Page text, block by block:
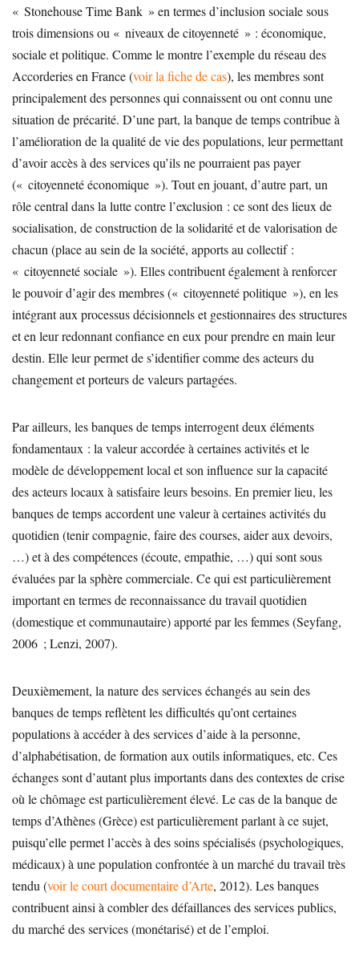
« Stonehouse Time Bank » en termes d’inclusion sociale sous
trois dimensions ou « niveaux de citoyenneté » : économique,
sociale et politique. Comme le montre l’exemple du réseau des
Accorderies en France (voir la fiche de cas), les membres sont
principalement des personnes qui connaissent ou ont connu une
situation de précarité. D’une part, la banque de temps contribue à
l’amélioration de la qualité de vie des populations, leur permettant
d’avoir accès à des services qu’ils ne pourraient pas payer
(« citoyenneté économique »). Tout en jouant, d’autre part, un
rôle central dans la lutte contre l’exclusion : ce sont des lieux de
socialisation, de construction de la solidarité et de valorisation de
chacun (place au sein de la société, apports au collectif :
« citoyenneté sociale »). Elles contribuent également à renforcer
le pouvoir d’agir des membres (« citoyenneté politique »), en les
intégrant aux processus décisionnels et gestionnaires des structures
et en leur redonnant confiance en eux pour prendre en main leur
destin. Elle leur permet de s’identifier comme des acteurs du
changement et porteurs de valeurs partagées.
Par ailleurs, les banques de temps interrogent deux éléments
fondamentaux : la valeur accordée à certaines activités et le
modèle de développement local et son influence sur la capacité
des acteurs locaux à satisfaire leurs besoins. En premier lieu, les
banques de temps accordent une valeur à certaines activités du
quotidien (tenir compagnie, faire des courses, aider aux devoirs,
…) et à des compétences (écoute, empathie, …) qui sont sous
évaluées par la sphère commerciale. Ce qui est particulièrement
important en termes de reconnaissance du travail quotidien
(domestique et communautaire) apporté par les femmes (Seyfang,
2006 ; Lenzi, 2007).
Deuxièmement, la nature des services échangés au sein des
banques de temps reflètent les difficultés qu’ont certaines
populations à accéder à des services d’aide à la personne,
d’alphabétisation, de formation aux outils informatiques, etc. Ces
échanges sont d’autant plus importants dans des contextes de crise
où le chômage est particulièrement élevé. Le cas de la banque de
temps d’Athènes (Grèce) est particulièrement parlant à ce sujet,
puisqu’elle permet l’accès à des soins spécialisés (psychologiques,
médicaux) à une population confrontée à un marché du travail très
tendu (voir le court documentaire d’Arte, 2012). Les banques
contribuent ainsi à combler des défaillances des services publics,
du marché des services (monétarisé) et de l’emploi.